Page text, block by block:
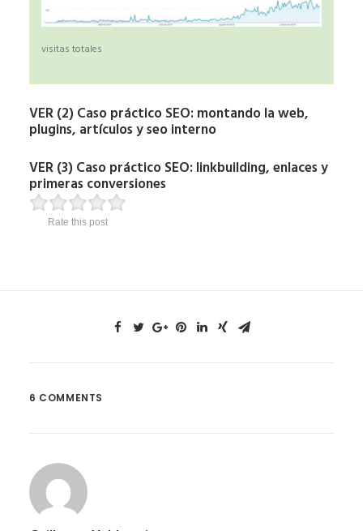
visitas totales
VER (2) Caso práctico SEO: montando la web,
plugins, artículos y seo interno
VER (3) Caso práctico SEO: linkbuilding, enlaces y
primeras conversiones
Rate this post
6 COMMENTS